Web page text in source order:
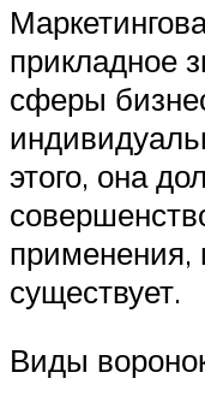
прикладное
сферы
этого, она
применения,
существует.
Виды